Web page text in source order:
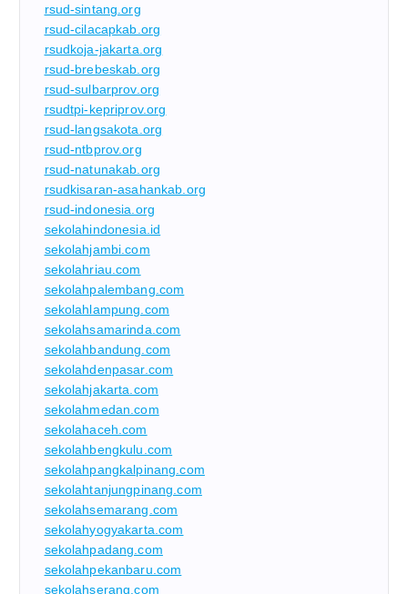
rsud-sintang.org
rsud-cilacapkab.org
rsudkoja-jakarta.org
rsud-brebeskab.org
rsud-sulbarprov.org
rsudtpi-kepriprov.org
rsud-langsakota.org
rsud-ntbprov.org
rsud-natunakab.org
rsudkisaran-asahankab.org
rsud-indonesia.org
sekolahindonesia.id
sekolahjambi.com
sekolahriau.com
sekolahpalembang.com
sekolahlampung.com
sekolahsamarinda.com
sekolahbandung.com
sekolahdenpasar.com
sekolahjakarta.com
sekolahmedan.com
sekolahaceh.com
sekolahbengkulu.com
sekolahpangkalpinang.com
sekolahtanjungpinang.com
sekolahsemarang.com
sekolahyogyakarta.com
sekolahpadang.com
sekolahpekanbaru.com
sekolahserang.com